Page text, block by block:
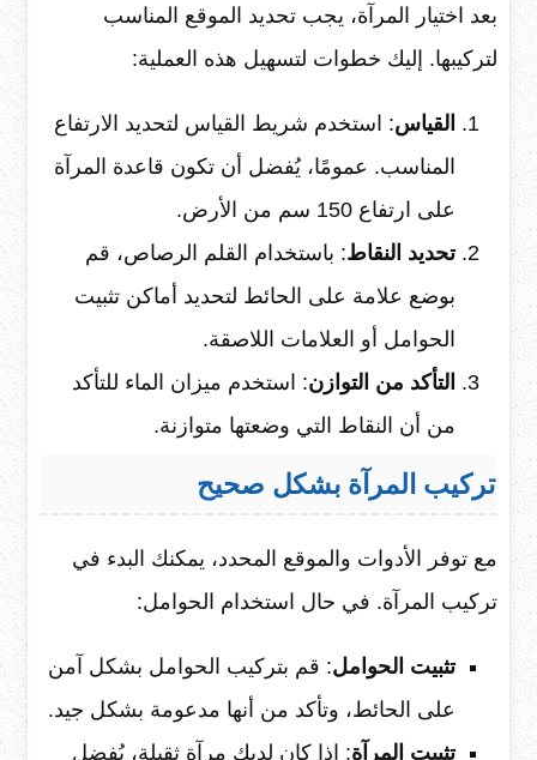
بعد اختيار المرآة، يجب تحديد الموقع المناسب
لتركيبها. إليك خطوات لتسهيل هذه العملية:
القياس: استخدم شريط القياس لتحديد الارتفاع
المناسب. عمومًا، يُفضل أن تكون قاعدة المرآة
على ارتفاع 150 سم من الأرض.
تحديد النقاط: باستخدام القلم الرصاص، قم
بوضع علامة على الحائط لتحديد أماكن تثبيت
الحوامل أو العلامات اللاصقة.
التأكد من التوازن: استخدم ميزان الماء للتأكد
من أن النقاط التي وضعتها متوازنة.
تركيب المرآة بشكل صحيح
مع توفر الأدوات والموقع المحدد، يمكنك البدء في
تركيب المرآة. في حال استخدام الحوامل:
تثبيت الحوامل: قم بتركيب الحوامل بشكل آمن
على الحائط، وتأكد من أنها مدعومة بشكل جيد.
تثبيت المرآة: إذا كان لديك مرآة ثقيلة، يُفضل